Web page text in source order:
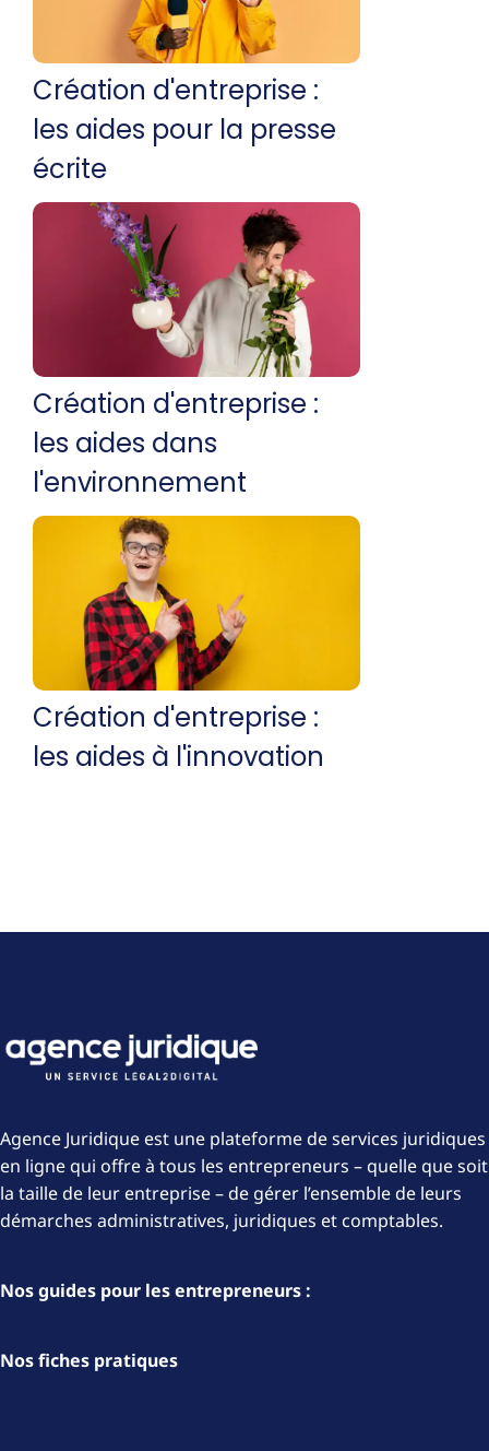
Création d'entreprise :
les aides pour la presse
écrite
Création d'entreprise :
les aides dans
l'environnement
Création d'entreprise :
les aides à l'innovation
Agence Juridique est une plateforme de services juridiques
en ligne qui offre à tous les entrepreneurs – quelle que soit
la taille de leur entreprise – de gérer l’ensemble de leurs
démarches administratives, juridiques et comptables.
Nos guides pour les entrepreneurs :
Nos fiches pratiques